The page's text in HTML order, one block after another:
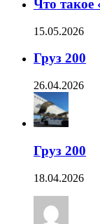
Что такое
15.05.2026
Груз 200
26.04.2026
Груз 200
18.04.2026